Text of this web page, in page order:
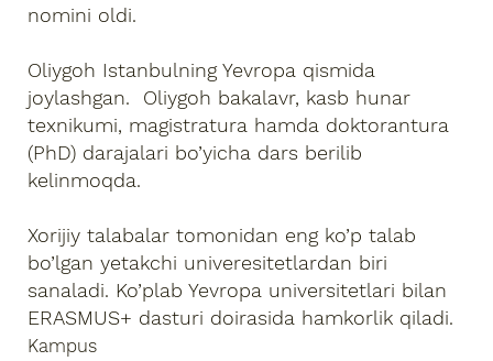
nomini oldi.
Oliygoh Istanbulning Yevropa qismida
joylashgan. Oliygoh bakalavr, kasb hunar
texnikumi, magistratura hamda doktorantura
(PhD) darajalari bo’yicha dars berilib
kelinmoqda.
Xorijiy talabalar tomonidan eng ko’p talab
bo’lgan yetakchi univeresitetlardan biri
sanaladi. Ko’plab Yevropa universitetlari bilan
ERASMUS+ dasturi doirasida hamkorlik qiladi.
Kampus